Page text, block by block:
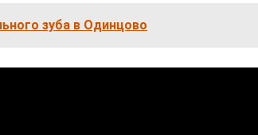
зуба в Одинцово